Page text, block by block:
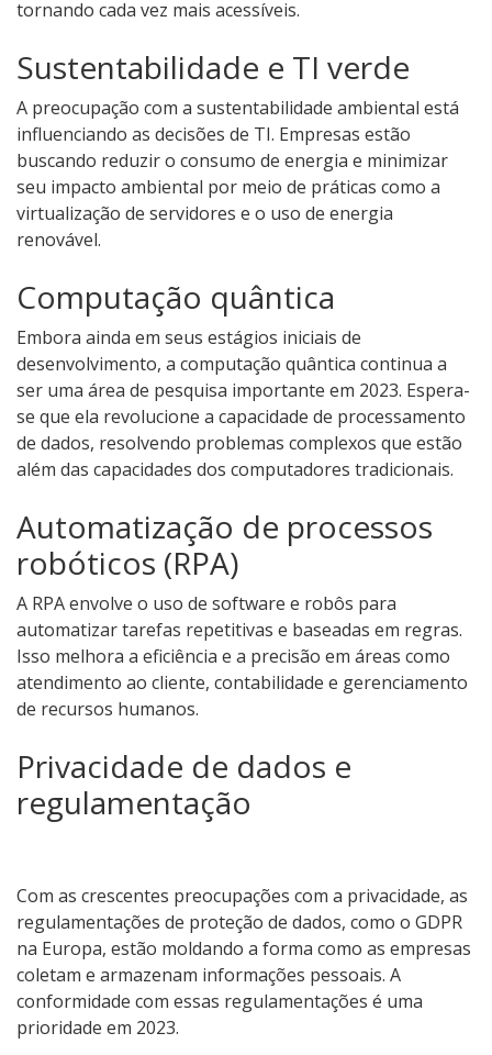
tornando cada vez mais acessíveis.
Sustentabilidade e TI verde
A preocupação com a sustentabilidade ambiental está
influenciando as decisões de TI. Empresas estão
buscando reduzir o consumo de energia e minimizar
seu impacto ambiental por meio de práticas como a
virtualização de servidores e o uso de energia
renovável.
Computação quântica
Embora ainda em seus estágios iniciais de
desenvolvimento, a computação quântica continua a
ser uma área de pesquisa importante em 2023. Espera-
se que ela revolucione a capacidade de processamento
de dados, resolvendo problemas complexos que estão
além das capacidades dos computadores tradicionais.
Automatização de processos
robóticos (RPA)
A RPA envolve o uso de software e robôs para
automatizar tarefas repetitivas e baseadas em regras.
Isso melhora a eficiência e a precisão em áreas como
atendimento ao cliente, contabilidade e gerenciamento
de recursos humanos.
Privacidade de dados e
regulamentação
Com as crescentes preocupações com a privacidade, as
regulamentações de proteção de dados, como o GDPR
na Europa, estão moldando a forma como as empresas
coletam e armazenam informações pessoais. A
conformidade com essas regulamentações é uma
prioridade em 2023.